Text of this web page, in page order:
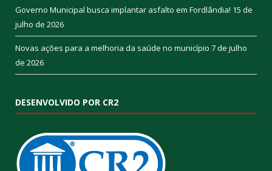
Governo Municipal busca implantar asfalto em Fordlândia! 15 de
julho de 2026
Novas ações para a melhoria da saúde no município 7 de julho
de 2026
DESENVOLVIDO POR CR2